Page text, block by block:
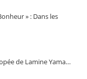
» : Dans les
de Lamine Yama…